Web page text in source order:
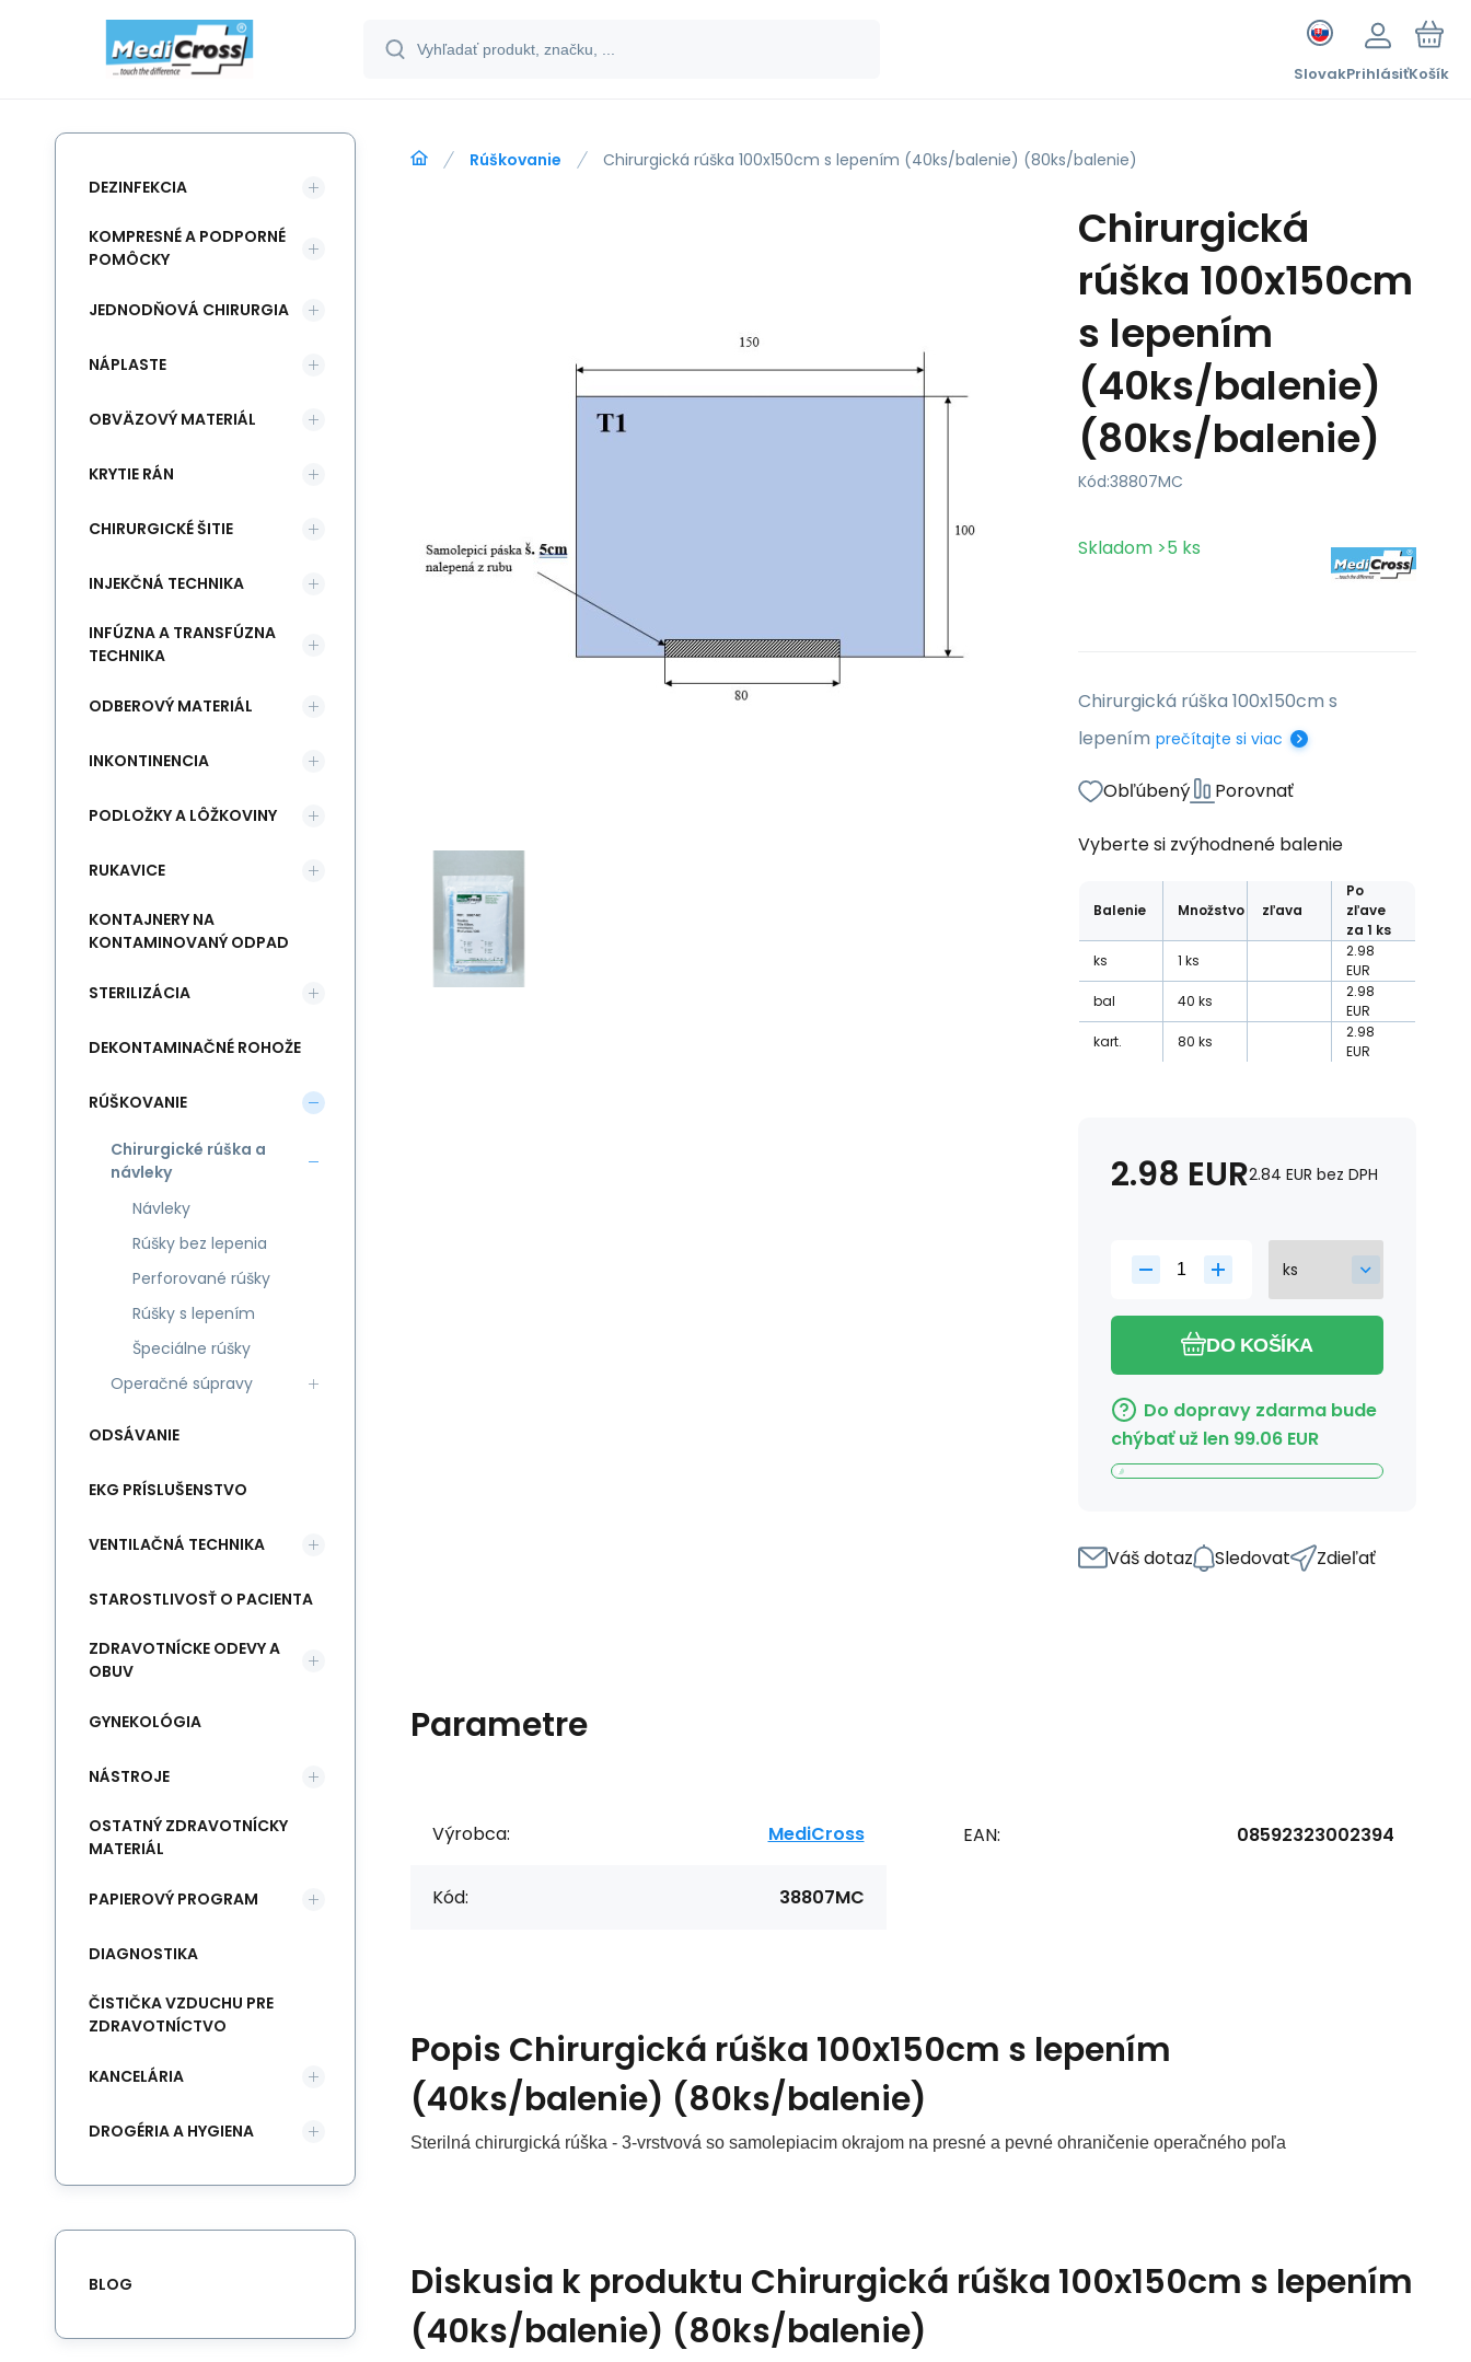
SlovakPrihlásiťKošík
Rúškovanie Chirurgická rúška 100x150cm s lepením (40ks/balenie) (80ks/balenie)
Chirurgická
rúška 100x150cm
s lepením
(40ks/balenie)
(80ks/balenie)
Kód:38807MC
Skladom >5 ks
Chirurgická rúška 100x150cm s
lepením prečítajte si viac
Obľúbený Porovnať
Vyberte si zvýhodnené balenie
Balenie Množstvo zľava
Po
zľave
za 1 ks
ks
1 ks
2.98
EUR
bal
40 ks
2.98
EUR
kart.
80 ks
2.98
EUR
2.98 EUR2.84 EUR bez DPH
DO KOŠÍKA
Do dopravy zdarma bude
chýbať už len 99.06 EUR
Váš dotaz Sledovat Zdieľať
Parametre
Výrobca: MediCross
Kód: 38807MC
EAN: 08592323002394
Popis Chirurgická rúška 100x150cm s lepením
(40ks/balenie) (80ks/balenie)
Sterilná chirurgická rúška - 3-vrstvová so samolepiacim okrajom na presné a pevné ohraničenie operačného poľa
Diskusia k produktu Chirurgická rúška 100x150cm s lepením
(40ks/balenie) (80ks/balenie)
DEZINFEKCIA
KOMPRESNÉ A PODPORNÉ
POMÔCKY
JEDNODŇOVÁ CHIRURGIA
NÁPLASTE
OBVÄZOVÝ MATERIÁL
KRYTIE RÁN
CHIRURGICKÉ ŠITIE
INJEKČNÁ TECHNIKA
INFÚZNA A TRANSFÚZNA
TECHNIKA
ODBEROVÝ MATERIÁL
INKONTINENCIA
PODLOŽKY A LÔŽKOVINY
RUKAVICE
KONTAJNERY NA
KONTAMINOVANÝ ODPAD
STERILIZÁCIA
DEKONTAMINAČNÉ ROHOŽE
RÚŠKOVANIE
Chirurgické rúška a
návleky
Návleky
Rúšky bez lepenia
Perforované rúšky
Rúšky s lepením
Špeciálne rúšky
Operačné súpravy
ODSÁVANIE
EKG PRÍSLUŠENSTVO
VENTILAČNÁ TECHNIKA
STAROSTLIVOSŤ O PACIENTA
ZDRAVOTNÍCKE ODEVY A
OBUV
GYNEKOLÓGIA
NÁSTROJE
OSTATNÝ ZDRAVOTNÍCKY
MATERIÁL
PAPIEROVÝ PROGRAM
DIAGNOSTIKA
ČISTIČKA VZDUCHU PRE
ZDRAVOTNÍCTVO
KANCELÁRIA
DROGÉRIA A HYGIENA
BLOG